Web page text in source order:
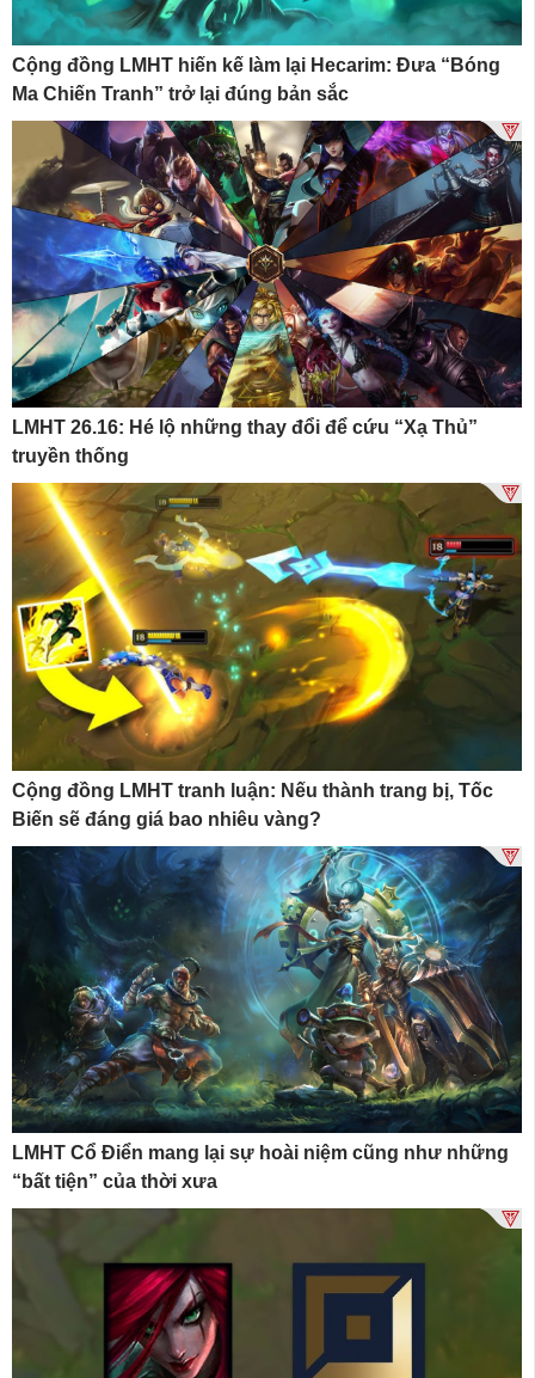
Cộng đồng LMHT hiến kế làm lại Hecarim: Đưa “Bóng
Ma Chiến Tranh” trở lại đúng bản sắc
LMHT 26.16: Hé lộ những thay đổi để cứu “Xạ Thủ”
truyền thống
Cộng đồng LMHT tranh luận: Nếu thành trang bị, Tốc
Biến sẽ đáng giá bao nhiêu vàng?
LMHT Cổ Điển mang lại sự hoài niệm cũng như những
“bất tiện” của thời xưa